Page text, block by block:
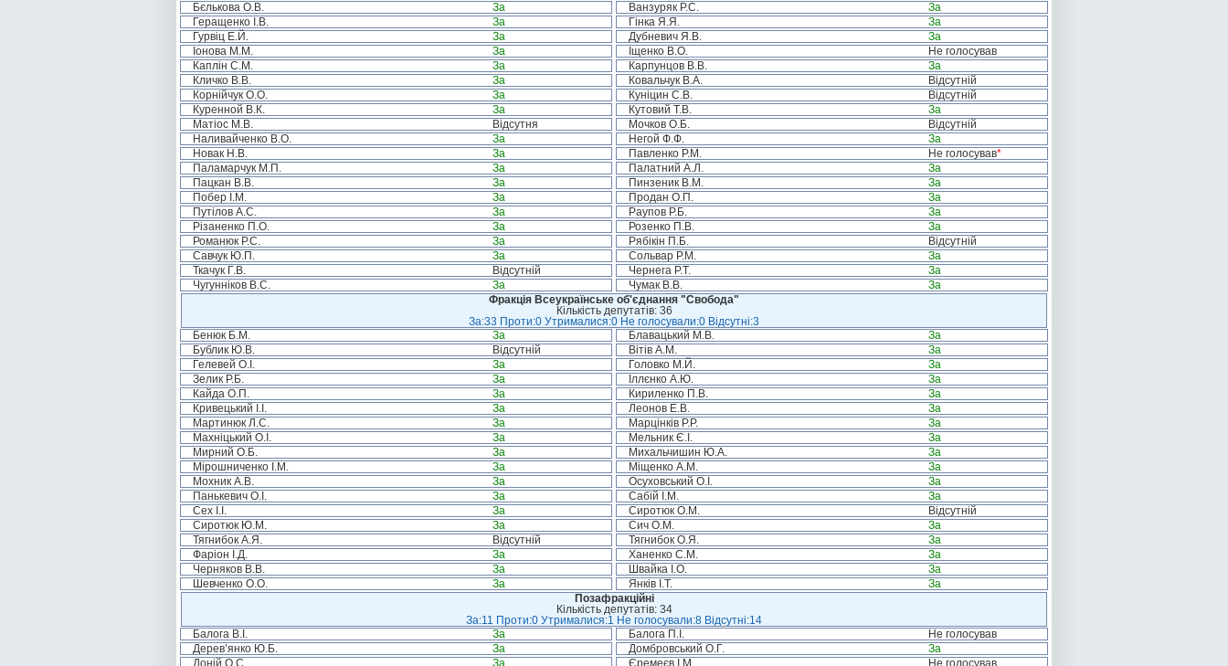
Бєлькова О.В.
За Ванзуряк Р.С.
За
Геращенко І.В.
За Гінка Я.Я.
За
Гурвіц Е.Й.
За Дубневич Я.В.
За
Іонова М.М.
За Іщенко В.О.
Не голосував
Каплін С.М.
За Карпунцов В.В.
За
Кличко В.В.
За Ковальчук В.А.
Відсутній
Корнійчук О.О.
За Куніцин С.В.
Відсутній
Куренной В.К.
За Кутовий Т.В.
За
Матіос М.В.
Відсутня Мочков О.Б.
Відсутній
Наливайченко В.О.
За Негой Ф.Ф.
За
Новак Н.В.
За Павленко Р.М. Не голосував*
Паламарчук М.П.
За Палатний А.Л.
За
Пацкан В.В.
За Пинзеник В.М.
За
Побер І.М.
За Продан О.П.
За
Путілов А.С.
За Раупов Р.Б.
За
Різаненко П.О.
За Розенко П.В.
За
Романюк Р.С.
За Рябікін П.Б.
Відсутній
Савчук Ю.П.
За Сольвар Р.М.
За
Ткачук Г.В.
Відсутній Чернега Р.Т.
За
Чугунніков В.С.
За Чумак В.В.
За
Фракція Всеукраїнське об'єднання "Свобода"
Кількість депутатів: 36
За:33 Проти:0 Утрималися:0 Не голосували:0 Відсутні:3
Бенюк Б.М.
За Блавацький М.В.
За
Бублик Ю.В.
Відсутній Вітів А.М.
За
Гелевей О.І.
За Головко М.Й.
За
Зелик Р.Б.
За Іллєнко А.Ю.
За
Кайда О.П.
За Кириленко П.В.
За
Кривецький І.І.
За Леонов Е.В.
За
Мартинюк Л.С.
За Марцінків Р.Р.
За
Махніцький О.І.
За Мельник Є.І.
За
Мирний О.Б.
За Михальчишин Ю.А.
За
Мірошниченко І.М.
За Міщенко А.М.
За
Мохник А.В.
За Осуховський О.І.
За
Панькевич О.І.
За Сабій І.М.
За
Сех І.І.
За Сиротюк О.М.
Відсутній
Сиротюк Ю.М.
За Сич О.М.
За
Тягнибок А.Я.
Відсутній Тягнибок О.Я.
За
Фаріон І.Д.
За Ханенко С.М.
За
Черняков В.В.
За Швайка І.О.
За
Шевченко О.О.
За Янків І.Т.
За
Позафракційні
Кількість депутатів: 34
За:11 Проти:0 Утрималися:1 Не голосували:8 Відсутні:14
Балога В.І.
За Балога П.І.
Не голосував
Дерев’янко Ю.Б.
За Домбровський О.Г.
За
Доній О.С.
За Єремеєв І.М. Не голосував